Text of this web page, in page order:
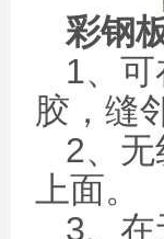
彩钢
1、
胶，缝
2、
上面。
3、